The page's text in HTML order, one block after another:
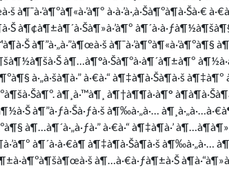
à·à·’à·‚à·Šà¶ºà¶­à·Šà·€
à¶¢à¶±à¶´à·Šà¶»à·’à¶º
à¶”à·„à·”à¶œà·š à¶¯à·’à¶ºà¶«à·’à¶ºà¶§
à¶…à¶°à·Šà¶ºà·à¶´à¶±à¶º
à·„à·šà¶­à·” à·€à·“ à¶‡à¶­à·Šà¶­à·š
à¶¸à·™à¶¸ à¶†à¶¶à·à¶°
à¶”à·ƒà·Šà·ƒà·š à¶‰à·„à·…
à¶…à¶´à·„à·ƒà·” à·€à·“ à¶‡à¶­à·’
à¶´à·à·€à¶­ à¶‡à¶­à·Šà¶­à·š à¶‰à·„à·…
à¶…à·€à·ƒà¶±à·Š